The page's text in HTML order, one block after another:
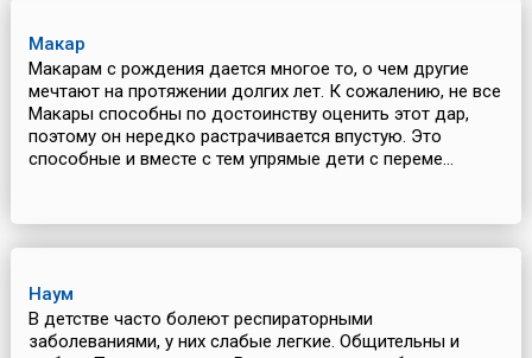
Макар
Макарам с рождения дается многое то, о чем другие
мечтают на протяжении долгих лет. К сожалению, не все
Макары способны по достоинству оценить этот дар,
поэтому он нередко растрачивается впустую. Это
способные и вместе с тем упрямые дети с переме...
Наум
В детстве часто болеют респираторными
заболеваниями, у них слабые легкие. Общительны и